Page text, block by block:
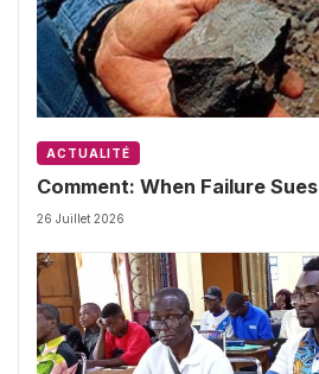
ACTUALITÉ
Comment: When Failure Sues
26 Juillet 2026